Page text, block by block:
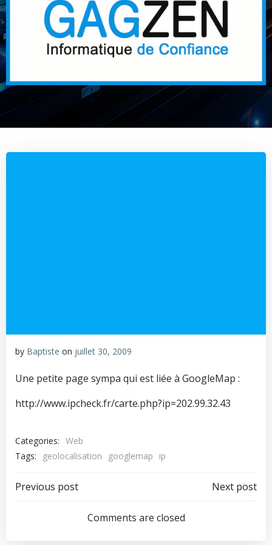
by Baptiste on juillet 30, 2009
Une petite page sympa qui est liée à GoogleMap :
http://www.ipcheck.fr/carte.php?ip=202.99.32.43
Categories: Web
Tags:
geolocalisation googlemap ip
Post
navigation
Previous post
navigation
Next post
Comments are closed